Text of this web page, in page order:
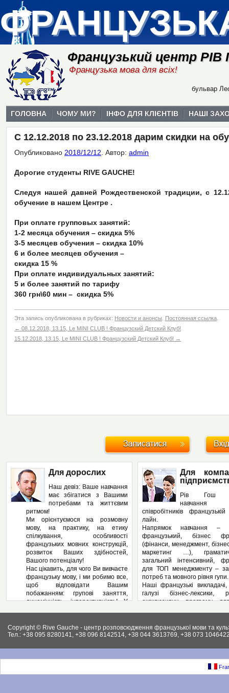
Французький центр
Французька мова для всіх!
бульвар
ГОЛОВНА ЧОМУ МИ? ІНФО ДЛЯ КЛІЄНТІВ НАШІ
С 12.12.2018 по 23.12.2018 дарим скидки на
Опубликовано 2018/12/12 Автор: admin
Дорогие студенты RIVE GAUCHE!
Следуя нашей давней Рождественской традиции, с
обучение в нашем Центре .
При оплате групповых занятий:
1-2 месяца обучения – скидка 5%
3-5 месяцев обучения – скидка 10%
6 и более месяцев обучения –
скидка 15 %
При оплате индивидуальных занятий:
5 и более занятий по тарифу
360 грн\60 мин – скидка 5%
Эта запись опубликована в рубриках: Новости и анонсы Постоянная ссылка
← 08.12.2018, 13.15, Le MINI CLUB ! Французский Детский Клуб!
15.12.2018, 13.15, Le MINI CLUB ! Французский Детский Клуб! →
Для дорослих
Наш девіз: Ваше навчання
має збігатися з Вашими
потребами та життєвим
ритмом!
Ми орієнтуємося на розмовну
мову, на практику, на етику
спілкування, особливості
французьких мовних конструкцій,
розвиток Ваших здібностей,
Вашого потенціалу!
Нас цікавить, для чого Ви вивчаєте
французьку мову, і ми робимо все,
щоб відповідати Вашим
побажанням: групові заняття,
динамічність, інтерактивність! У
педагогічного процесу! І як
результат – вільне володіння
працюємо на результат, а не на
кількість пройдених сторінок у
Крім того, Рів Гош пропонує
Для
Рів Гош
навчання
співробітників
лайн.
Напрямок навчання –
французький, бізнес
(фінанси, менеджмент,
маркетинг …),
загальний інтенсивний,
для ТОП менеджменту –
потреб та мовного рівня гупи.
Наші французькі
галузі бізнес-лексики,
ексклюзивну програму
Вашому підприємстві:
контрактів, укладання
документації, ведення
конференцій, маркетинг,
як і елементи права
господарське та інших.).
Copyright © Rive Gauche - центр розповсюдження французької мови та
Тел.: +38 095 8280141, +38 096 8142514, +38 044 3613769, +38 073